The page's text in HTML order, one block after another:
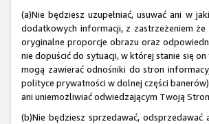
(a)Nie będziesz uzupełniać, usuwać ani w
dodatkowych informacji, z zastrzeżeniem
oryginalne proporcje obrazu oraz
nie dopuścić do sytuacji, w której stanie się
mogą zawierać odnośniki do stron
polityce prywatności w dolnej części
ani uniemożliwiać odwiedzającym Twoją
(b)Nie będziesz sprzedawać,